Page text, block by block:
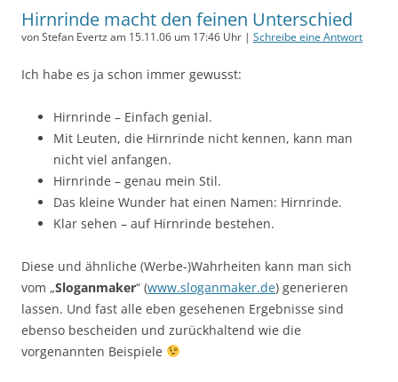
Hirnrinde macht den feinen Unterschied
von Stefan Evertz am 15.11.06 um 17:46 Uhr | Schreibe eine Antwort
Ich habe es ja schon immer gewusst:
Hirnrinde – Einfach genial.
Mit Leuten, die Hirnrinde nicht kennen, kann man
nicht viel anfangen.
Hirnrinde – genau mein Stil.
Das kleine Wunder hat einen Namen: Hirnrinde.
Klar sehen – auf Hirnrinde bestehen.
Diese und ähnliche (Werbe-)Wahrheiten kann man sich
vom „Sloganmaker“ (www.sloganmaker.de) generieren
lassen. Und fast alle eben gesehenen Ergebnisse sind
ebenso bescheiden und zurückhaltend wie die
vorgenannten Beispiele